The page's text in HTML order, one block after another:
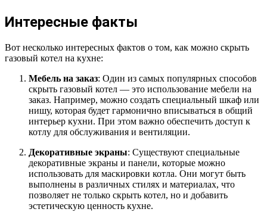
Интересные факты
Вот несколько интересных фактов о том, как можно скрыть
газовый котел на кухне:
Мебель на заказ: Один из самых популярных способов
скрыть газовый котел — это использование мебели на
заказ. Например, можно создать специальный шкаф или
нишу, которая будет гармонично вписываться в общий
интерьер кухни. При этом важно обеспечить доступ к
котлу для обслуживания и вентиляции.
Декоративные экраны: Существуют специальные
декоративные экраны и панели, которые можно
использовать для маскировки котла. Они могут быть
выполнены в различных стилях и материалах, что
позволяет не только скрыть котел, но и добавить
эстетическую ценность кухне.